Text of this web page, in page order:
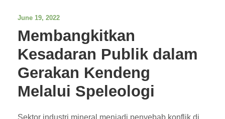
June 19, 2022
Membangkitkan
Kesadaran Publik dalam
Gerakan Kendeng
Melalui Speleologi